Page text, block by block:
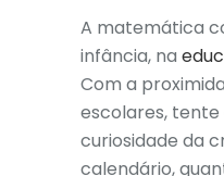
A matemática
infância, na
Com a
escolares,
curiosidade da
calendário,